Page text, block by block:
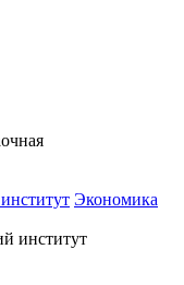
Экономика